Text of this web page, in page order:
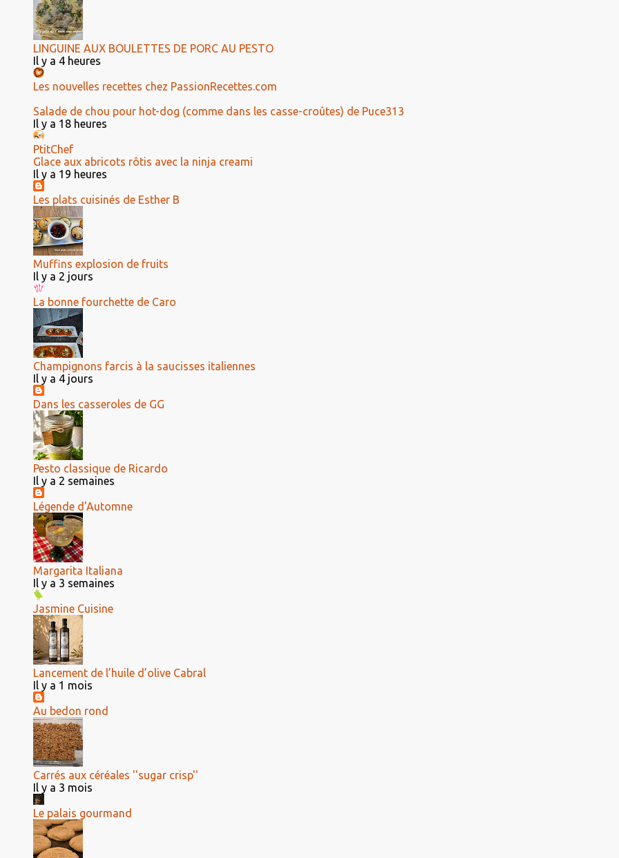
LINGUINE AUX BOULETTES DE PORC AU PESTO
Il y a 4 heures
Les nouvelles recettes chez PassionRecettes.com
Salade de chou pour hot-dog (comme dans les casse-croûtes) de Puce313
Il y a 18 heures
PtitChef
Glace aux abricots rôtis avec la ninja creami
Il y a 19 heures
Les plats cuisinés de Esther B
Muffins explosion de fruits
Il y a 2 jours
La bonne fourchette de Caro
Champignons farcis à la saucisses italiennes
Il y a 4 jours
Dans les casseroles de GG
Pesto classique de Ricardo
Il y a 2 semaines
Légende d'Automne
Margarita Italiana
Il y a 3 semaines
Jasmine Cuisine
Lancement de l’huile d’olive Cabral
Il y a 1 mois
Au bedon rond
Carrés aux céréales ''sugar crisp''
Il y a 3 mois
Le palais gourmand